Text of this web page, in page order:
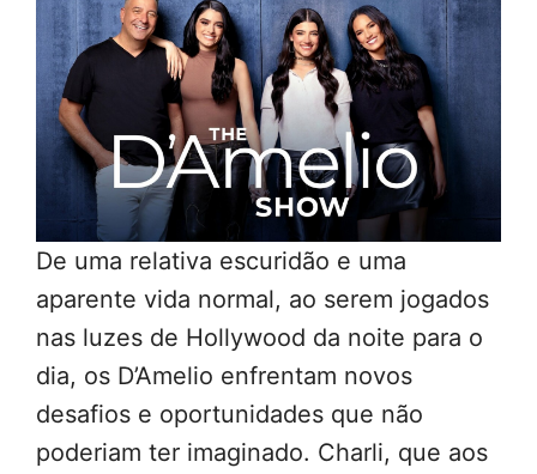
De uma relativa escuridão e uma
aparente vida normal, ao serem jogados
nas luzes de Hollywood da noite para o
dia, os D’Amelio enfrentam novos
desafios e oportunidades que não
poderiam ter imaginado. Charli, que aos